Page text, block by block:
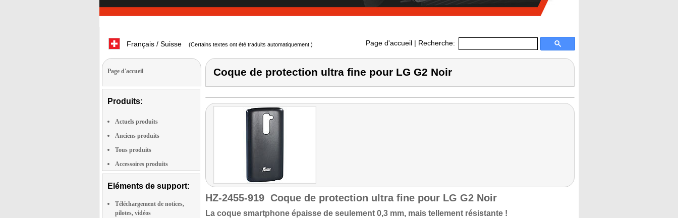
Français / Suisse (Certains textes ont été traduits automatiquement.) Page d'accueil | Recherche:
Page d'accueil
Produits:
Actuels produits
Anciens produits
Tous produits
Accessoires produits
Eléments de support:
Téléchargement de notices,
pilotes, vidéos
Coque de protection ultra fine pour LG G2 Noir
HZ-2455-919 Coque de protection ultra fine pour LG G2 Noir
La coque smartphone épaisse de seulement 0,3 mm, mais tellement résistante !